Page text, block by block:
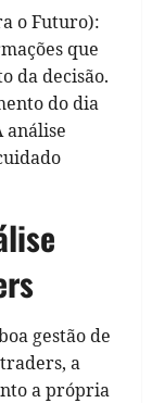
o Futuro):
que
da decisão.
do dia
gestão de
a
a própria